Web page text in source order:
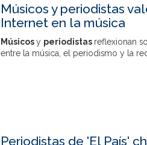
Músicos y periodistas
Internet en la música
Músicosy periodistas reflexionan
entre la música, el periodismo y la red
Periodistas de 'El País'